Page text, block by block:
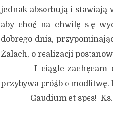
jednak absorbują i stawiają
aby choć na chwilę się
dobrego dnia,
Żalach, o realizacji
I ciągle zachęcam do
przybywa próśb o
Gaudium et spes! Ks.